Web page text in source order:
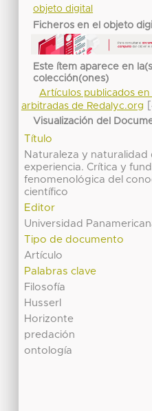
objeto digital
Ficheros en el objeto
Este ítem aparece en
colección(ones)
Artículos publicados en
arbitradas de Redalyc.org
Visualización del
Título
Naturaleza y naturalidad
experiencia. Crítica y
fenomenológica del
científico
Editor
Universidad
Tipo de documento
Artículo
Palabras clave
Filosofía
Husserl
Horizonte
predación
ontología